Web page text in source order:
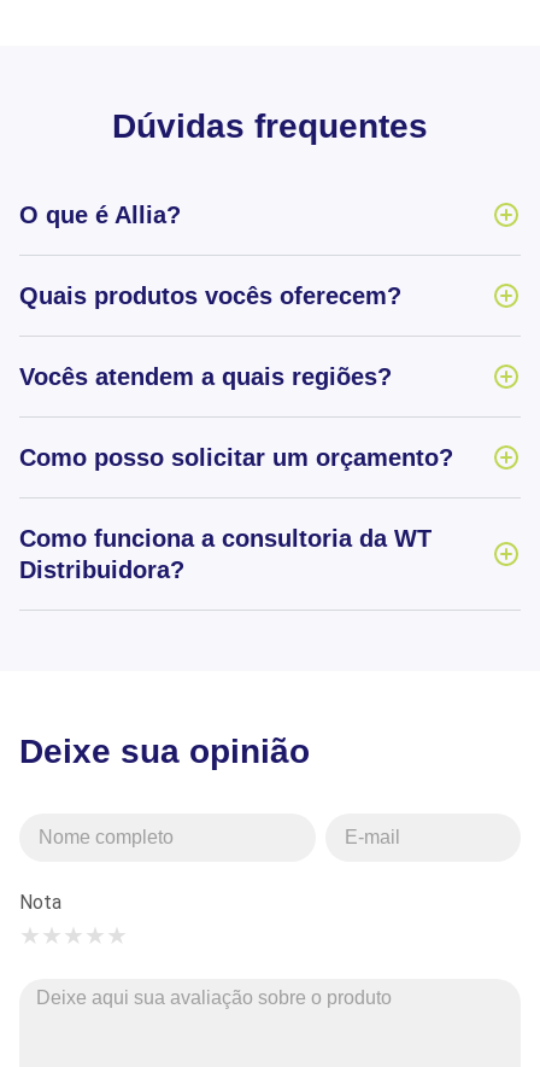
Dúvidas frequentes
O que é Allia?
Quais produtos vocês oferecem?
Vocês atendem a quais regiões?
Como posso solicitar um orçamento?
Como funciona a consultoria da WT
Distribuidora?
Deixe sua opinião
Nota
★
★
★
★
★